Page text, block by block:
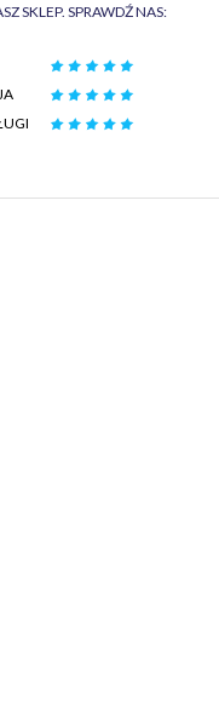
SKLEP. SPRAWDŹ NAS: